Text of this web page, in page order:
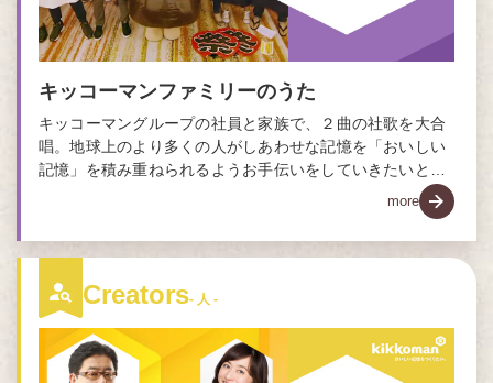
キッコーマンファミリーのうた
キッコーマングループの社員と家族で、２曲の社歌を大合
唱。地球上のより多くの人がしあわせな記憶を「おいしい
記憶」を積み重ねられるようお手伝いをしていきたいとい
more
Creators- 人 -